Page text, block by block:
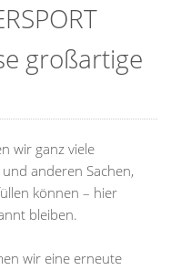
großartige
wir ganz viele
anderen Sachen,
können – hier
bleiben.
wir eine erneute